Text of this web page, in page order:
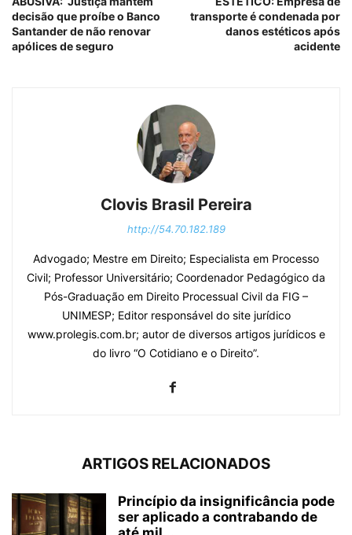
decisão que proíbe o Banco
Santander de não renovar
apólices de seguro
transporte é condenada por
danos estéticos após
acidente
Clovis Brasil Pereira
http://54.70.182.189
Advogado; Mestre em Direito; Especialista em Processo
Civil; Professor Universitário; Coordenador Pedagógico da
Pós-Graduação em Direito Processual Civil da FIG –
UNIMESP; Editor responsável do site jurídico
www.prolegis.com.br; autor de diversos artigos jurídicos e
do livro “O Cotidiano e o Direito”.
ARTIGOS RELACIONADOS
Princípio da insignificância pode
ser aplicado a contrabando de